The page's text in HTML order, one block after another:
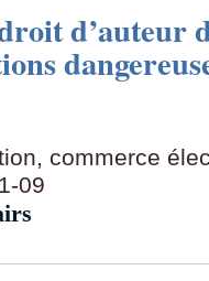
d’auteur
commerce
09